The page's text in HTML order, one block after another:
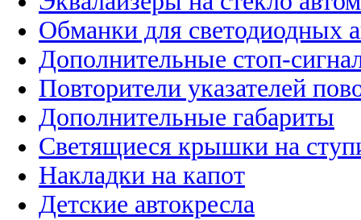
Обманки для светодиодных
Дополнительные стоп-
Повторители указателей
Дополнительные габариты
Светящиеся крышки на
Накладки на капот
Детские автокресла